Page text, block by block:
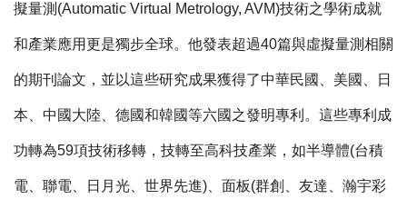
擬量測(Automatic Virtual Metrology, AVM)技術之學術成就
和產業應用更是獨步全球。他發表超過40篇與虛擬量測相關
的期刊論文，並以這些研究成果獲得了中華民國、美國、日
本、中國大陸、德國和韓國等六國之發明專利。這些專利成
功轉為59項技術移轉，技轉至高科技產業，如半導體(台積
電、聯電、日月光、世界先進)、面板(群創、友達、瀚宇彩